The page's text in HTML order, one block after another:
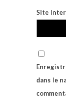
Site
dans le